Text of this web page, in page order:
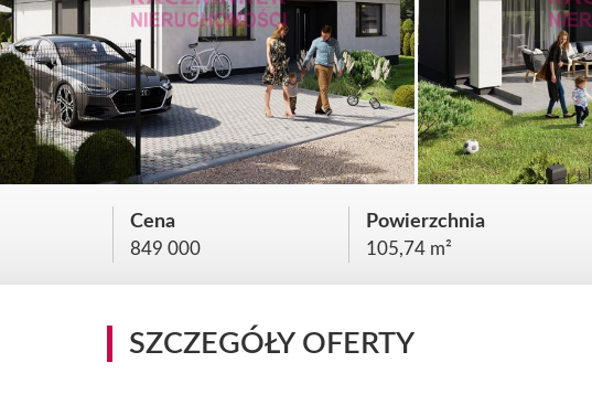
Cena
849 000
Powierzchnia
105,74 m²
SZCZEGÓŁY OFERTY